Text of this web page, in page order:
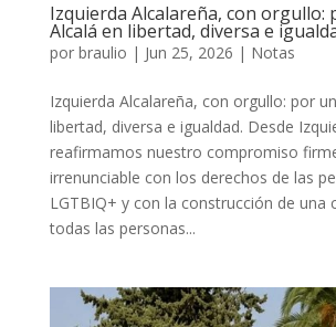
Izquierda Alcalareña, con orgullo:
Alcalá en libertad, diversa e
por braulio | Jun 25, 2026 | Notas
Izquierda Alcalareña, con orgullo: por
libertad, diversa e igualdad. Desde
reafirmamos nuestro compromiso
irrenunciable con los derechos de las
LGTBIQ+ y con la construcción de una
todas las personas...